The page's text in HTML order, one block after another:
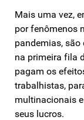
Mais uma vez,
por fenômenos
pandemias, são
na primeira fila
pagam os
trabalhistas,
multinacionais
seus lucros.